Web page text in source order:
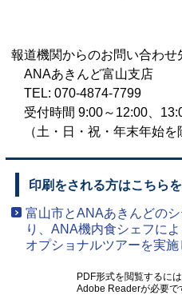
報道機関からのお問い合わせ
ANAあきんど富山⽀店
TEL: 070-4874-7799
受付時間 9:00～12:00、
（土・日・祝・年末年始を
印刷をされる方はこちら
富山市とANAあきんどの
り、ANA機内食シェフに
オプショナルツアーを実施
PDF形式を閲覧するには
Adobe Readerが必要で